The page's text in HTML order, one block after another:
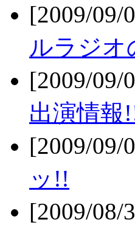
[2009/
ルラジオ
[2009/
出演情報
[2009/
ッ!!
[2009/